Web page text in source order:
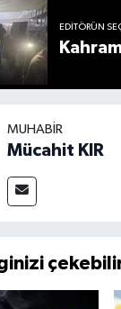
EDITÖRÜN
MUHABIR
Mücahit KIR